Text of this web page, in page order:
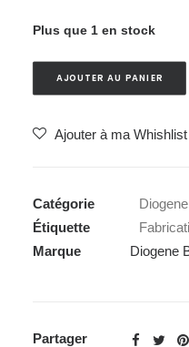
Plus que 1 en stock
AJOUTER AU PANIER
Ajouter à ma Whishlist
Catégorie
Étiquette
Marque
Diogene
Partager